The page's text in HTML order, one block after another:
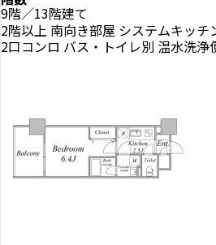
9階／13階建て
2階以上 南向き部屋 システムキッチ
2口コンロ バス・トイレ別 温水洗浄